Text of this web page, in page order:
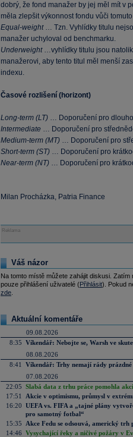
dobrý, že fond manažer by jej měl mít v
měla zlepšit výkonnost fondu vůči
Equal-weight… Tzn. Vyhlídky titulu
manažer uchyloval od benchmarku.
Underweight…vyhlídky titulu jsou
manažerovi, aby tento titul měl menší
indexu.
Časové rozlišení (horizont)
Long-term (LT) … Doporučení pro
Intermediate … Doporučení pro
Medium-term (MT) … Doporučení pro
Short-term (ST) … Doporučení pro
Near-term (NT) … Doporučení pro
Milan Procházka, Patria Finance
Reklama
Váš názor
Na tomto místě můžete zahájit diskusi.
pouze přihlášení uživatelé (Přihlásit). Pokud
zde
Aktuální komentáře
09.08.2026
8:35 Víkendář: Nebojte se, Warsh ve
08.08.2026
8:41
Víkendář: Trhy nemají rády prázdné
07.08.2026
22:05 Slabá data z trhu práce pomohla
17:51
Akcie v optimismu, průmysl v
16:20 UEFA vs. FIFA a „tajné plány
pro samotný fotbal“
15:35
Akce Fedu se odsouvá, americký
14:46 Vysychající řeky a ničivé požáry v